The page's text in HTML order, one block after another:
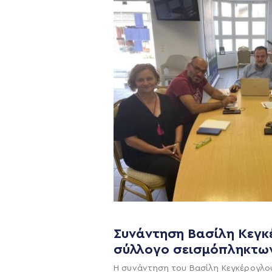
Συνάντηση Βασίλη
σύλλογο
Η συνάντηση του Βασίλη
Η ΠΑΡΆΤΑΞΗ
Όραμα